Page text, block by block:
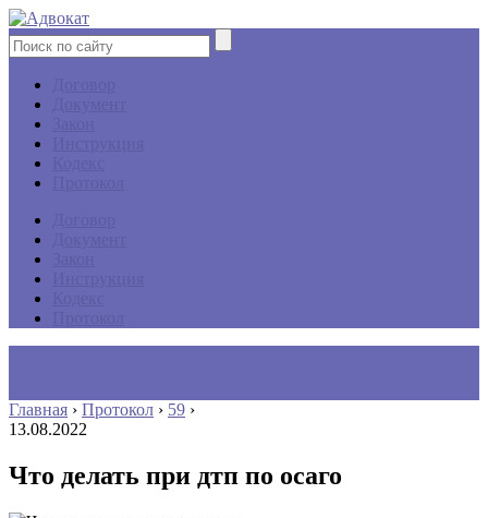
Главная › Протокол › 59 ›
13.08.2022
Что делать при дтп по осаго